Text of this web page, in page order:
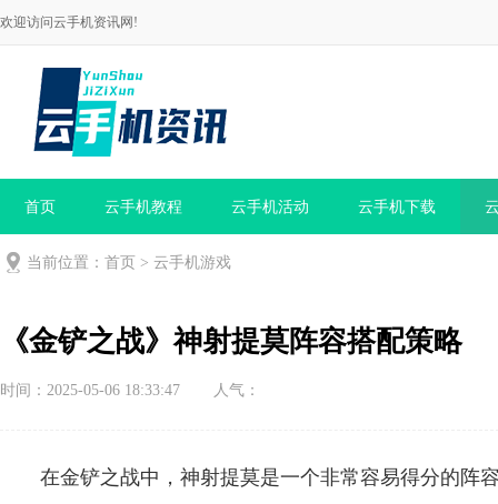
欢迎访问云手机资讯网!
首页 云手机教程 云手机活动 云手机下载
当前位置： 首页 > 云手机游戏
《金铲之战》神射提莫阵容搭配策略
时间：2025-05-06 18:33:47 人气：
在金铲之战中，神射提莫是一个非常容易得分的阵